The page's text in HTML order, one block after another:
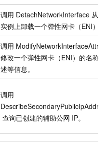
调用 DetachNetworkInterface 从
实例上卸载一个弹性网卡（ENI）。
调用
修改一个弹性网卡（ENI）的名称
述等信息。
调用
查询已创建的辅助公网 IP。